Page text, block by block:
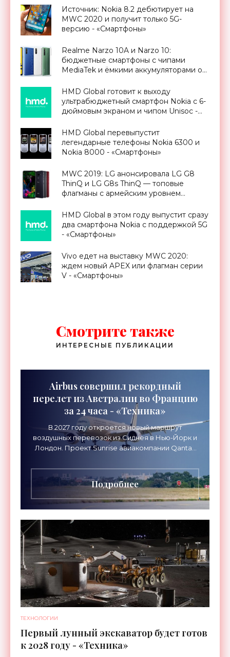
Источник: Nokia 8.2 дебютирует на
MWC 2020 и получит только 5G-
версию - «Смартфоны»
Realme Narzo 10A и Narzo 10:
бюджетные смартфоны с чипами
MediaTek и ёмкими аккумуляторами от
HMD Global готовит к выходу
ультрабюджетный смартфон Nokia c 6-
дюймовым экраном и чипом Unisoc -
HMD Global перевыпустит
легендарные телефоны Nokia 6300 и
Nokia 8000 - «Смартфоны»
MWC 2019: LG анонсировала LG G8
ThinQ и LG G8s ThinQ — топовые
флагманы с армейским уровнем
HMD Global в этом году выпустит сразу
два смартфона Nokia с поддержкой 5G
- «Смартфоны»
Vivo едет на выставку MWC 2020:
ждем новый APEX или флагман серии
V - «Смартфоны»
Смотрите также
ИНТЕРЕСНЫЕ ПУБЛИКАЦИИ
Airbus совершил рекордный
перелет из Австралии во Францию
за 24 часа - «Техника»
В 2027 году откроется новый маршрут
воздушных перевозок из Сиднея в Нью-Йорк и
Лондон. Проект Sunrise авиакомпании Qantas
длительностью до 24
Подробнее
ТЕХНОЛОГИИ
Первый лунный экскаватор будет готов
к 2028 году - «Техника»